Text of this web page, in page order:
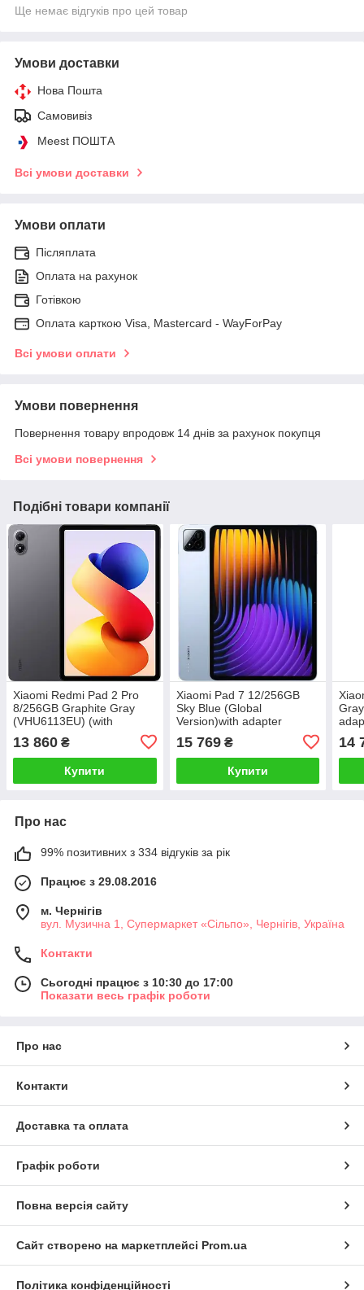
Ще немає відгуків про цей товар
Умови доставки
Нова Пошта
Самовивіз
Meest ПОШТА
Всі умови доставки
Умови оплати
Післяплата
Оплата на рахунок
Готівкою
Оплата карткою Visa, Mastercard - WayForPay
Всі умови оплати
Умови повернення
Повернення товару впродовж 14 днів за рахунок покупця
Всі умови повернення
Подібні товари компанії
Xiaomi Redmi Pad 2 Pro
8/256GB Graphite Gray
(VHU6113EU) (with
charger) (Global Version)
13 860 ₴
Купити
Xiaomi Pad 7 12/256GB
Sky Blue (Global
Version)with adapter
15 769₴
Купити
14
Про нас
99% позитивних з 334 відгуків за рік
Працює з 29.08.2016
м. Чернігів
вул. Музична 1, Супермаркет «Сільпо», Чернігів, Україна
Контакти
Сьогодні працює з 10:30 до 17:00
Показати весь графік роботи
Про нас
Контакти
Доставка та оплата
Графік роботи
Повна версія сайту
Сайт створено на маркетплейсі Prom.ua
Політика конфіденційності